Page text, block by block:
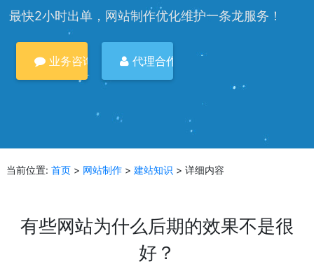
最快2小时出单，网站制作优化维护一条龙服务！
业务咨询 代理合作
当前位置: 首页> 网站制作> 建站知识 > 详细内容
有些网站为什么后期的效果不是很
好？